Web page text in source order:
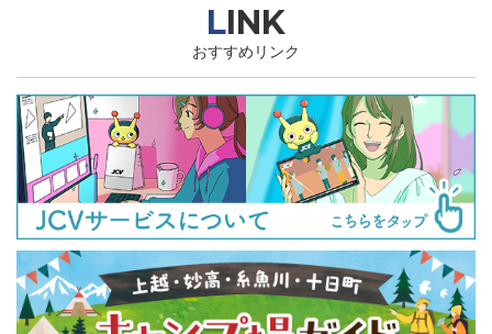
LINK
おすすめリンク